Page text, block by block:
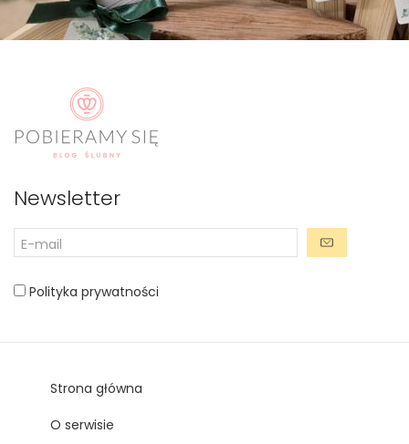
Newsletter
Polityka prywatności
Strona główna
O serwisie